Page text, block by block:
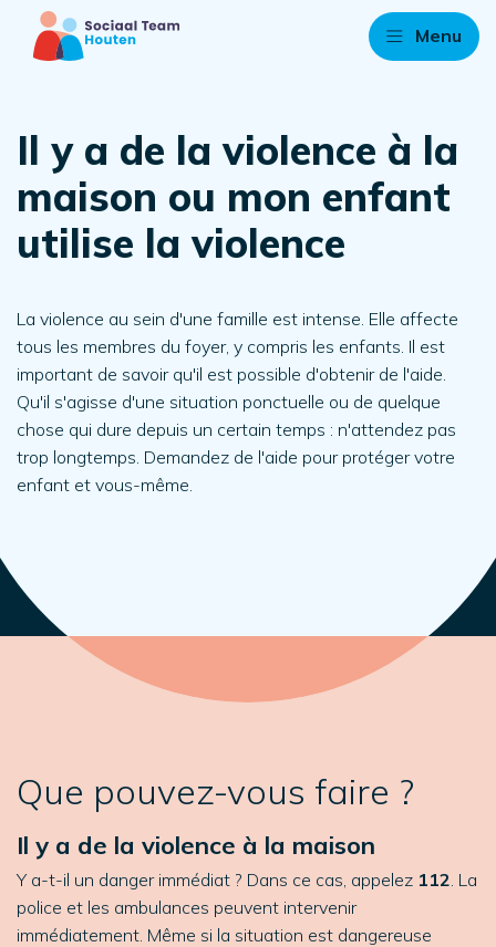
Menu
Il y a de la violence à la
maison ou mon enfant
utilise la violence
La violence au sein d'une famille est intense. Elle affecte
tous les membres du foyer, y compris les enfants. Il est
important de savoir qu'il est possible d'obtenir de l'aide.
Qu'il s'agisse d'une situation ponctuelle ou de quelque
chose qui dure depuis un certain temps : n'attendez pas
trop longtemps. Demandez de l'aide pour protéger votre
enfant et vous-même.
Que pouvez-vous faire ?
Il y a de la violence à la maison
Y a-t-il un danger immédiat ? Dans ce cas, appelez 112. La
police et les ambulances peuvent intervenir
immédiatement. Même si la situation est dangereuse